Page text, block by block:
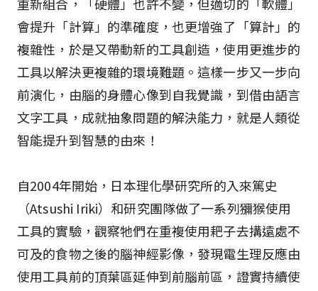
會提升「計算」的準確度，也更增強了「算計」的
複雜性，於是又帶動新的工具創造，使用更進步的
工具以解決更複雜的環境難題。這樣一步又一步向
前演化，由腦的身體心像到自我覺識，到借由語言
文字工具，成就抽象問題的解決能力，就是人類從
智能提升到智慧的由來！
自2004年開始，日本理化學研究所的入來篤史
（Atsushi Iriki）和研究團隊做了一系列獼猴使用
工具的實驗，觀察牠們在重複使用耙子去搆遠處不
可及的食物之後的腦神經影像，發現電生理反應由
使用工具前的頂葉區延伸到前腦前區，證實持續使